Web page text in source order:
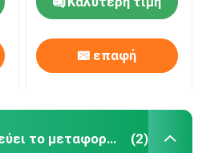
γερανό μεταφορέων
επαφή
Το ναυτικό καβαλικεύει το μεταφορέα (2)